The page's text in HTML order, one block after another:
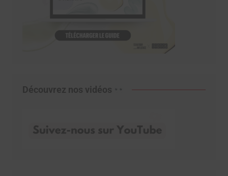
Découvrez nos vidéos